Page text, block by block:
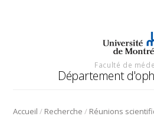
Faculté de
Département
Accueil / Recherche /